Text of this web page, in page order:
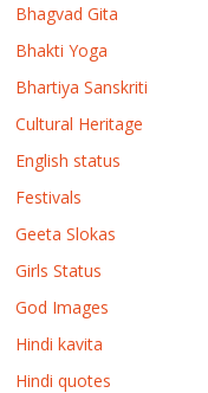
Bhagvad Gita
Bhakti Yoga
Bhartiya Sanskriti
Cultural Heritage
English status
Festivals
Geeta Slokas
Girls Status
God Images
Hindi kavita
Hindi quotes